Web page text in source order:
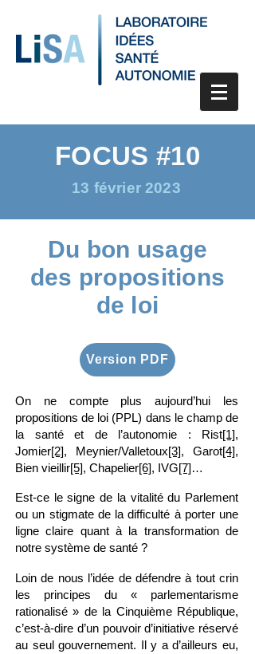
FOCUS #10
13 février 2023
Du bon usage
des propositions
de loi
Version PDF
On ne compte plus aujourd’hui les
propositions de loi (PPL) dans le champ de
la santé et de l’autonomie : Rist[1],
Jomier[2], Meynier/Valletoux[3], Garot[4],
Bien vieillir[5], Chapelier[6], IVG[7]…
Est-ce le signe de la vitalité du Parlement
ou un stigmate de la difficulté à porter une
ligne claire quant à la transformation de
notre système de santé ?
Loin de nous l’idée de défendre à tout crin
les principes du « parlementarisme
rationalisé » de la Cinquième République,
c’est-à-dire d’un pouvoir d’initiative réservé
au seul gouvernement. Il y a d’ailleurs eu,